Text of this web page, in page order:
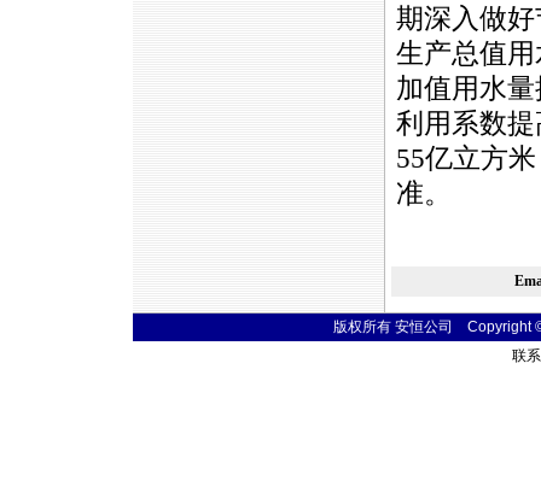
期深入做
生产总值
加值用水
利用系数
55亿立方
准。
版权所有 安恒公司 Copyright
联